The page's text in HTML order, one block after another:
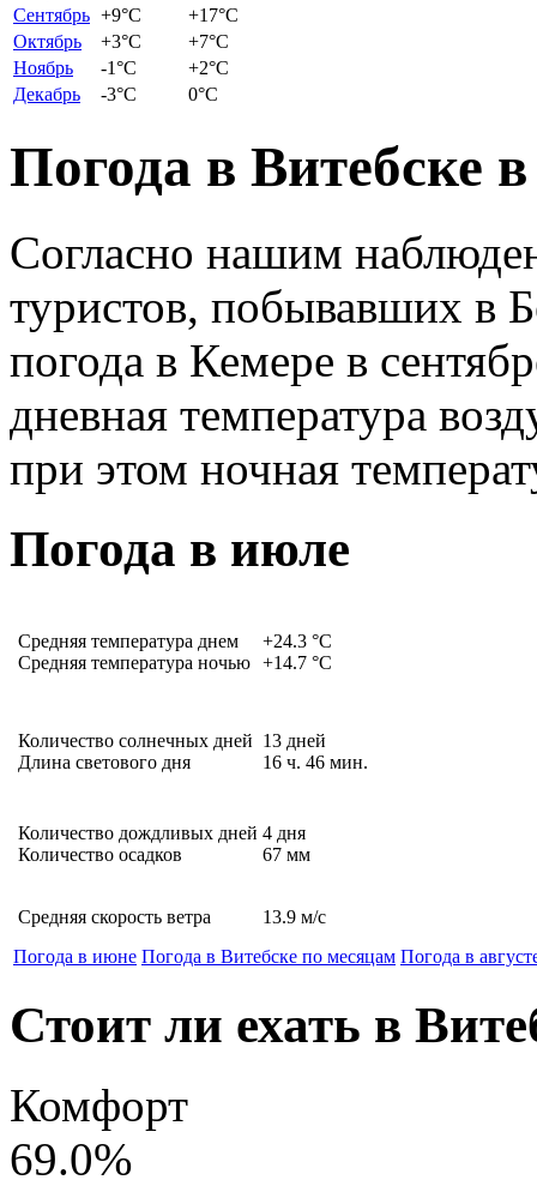
Сентябрь +9°C +17°C
Октябрь
+3°C +7°C
Ноябрь
-1°C +2°C
Декабрь
-3°C 0°C
Погода в Витебске
Согласно нашим
туристов, побывавших в
погода в Кемере в
дневная температура
при этом ночная
Погода в июле
Средняя температура днем
Средняя температура ночью
+24.3 °C
+14.7 °C
Количество солнечных дней
Длина светового дня
13 дней
16 ч. 46 мин.
Количество дождливых дней
Количество осадков
4 дня
67 мм
Средняя скорость ветра 13.9 м/с
Погода в июне Погода в Витебске по месяцам Погода в
Стоит ли ехать в
Комфорт
69.0%